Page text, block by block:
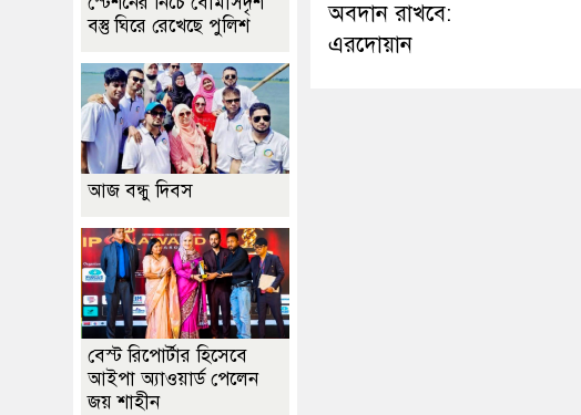
অবদান রাখবে:
এরদোয়ান
বস্তু ঘিরে রেখেছে পুলিশ
আজ বন্ধু দিবস
বেস্ট রিপোর্টার হিসেবে
আইপা অ্যাওয়ার্ড পেলেন
জয় শাহীন